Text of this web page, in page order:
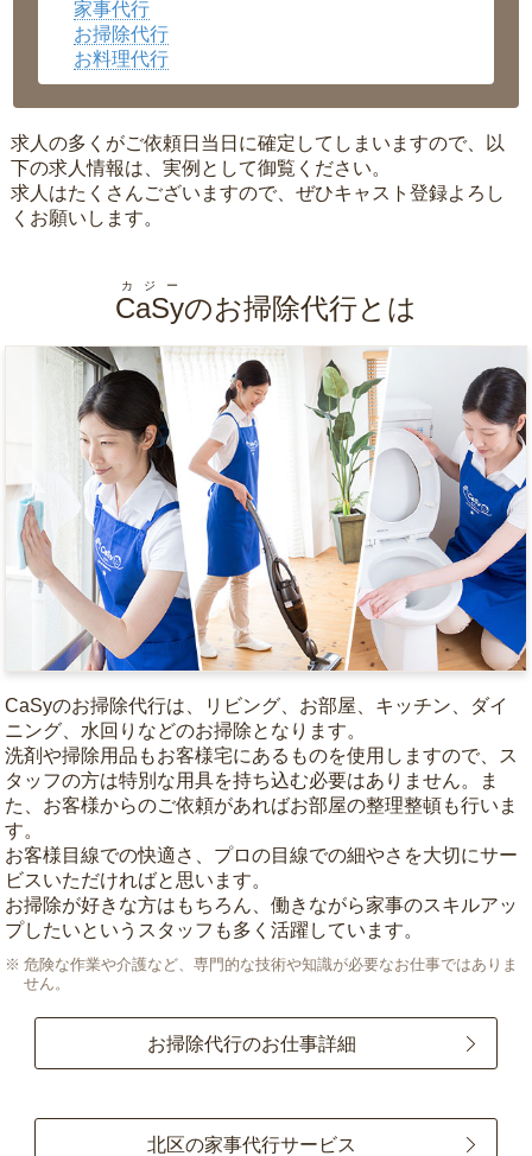
沖縄県 ▼
家事代行
お掃除代行
お料理代行
求人の多くがご依頼日当日に確定してしまいますので、以
下の求人情報は、実例として御覧ください。
求人はたくさんございますので、ぜひキャスト登録よろし
くお願いします。
CaSy
カジー
のお掃除代行とは
CaSyのお掃除代行は、リビング、お部屋、キッチン、ダイ
ニング、水回りなどのお掃除となります。
洗剤や掃除用品もお客様宅にあるものを使用しますので、ス
タッフの方は特別な用具を持ち込む必要はありません。ま
た、お客様からのご依頼があればお部屋の整理整頓も行いま
す。
お客様目線での快適さ、プロの目線での細やさを大切にサー
ビスいただければと思います。
お掃除が好きな方はもちろん、働きながら家事のスキルアッ
プしたいというスタッフも多く活躍しています。
危険な作業や介護など、専門的な技術や知識が必要なお仕事ではありま
せん。
お掃除代行のお仕事詳細
北区の家事代行サービス